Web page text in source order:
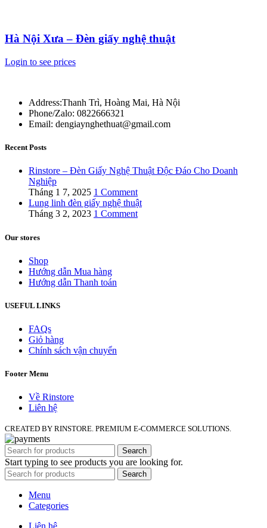
Hà Nội Xưa – Đèn giấy nghệ thuật
Login to see prices
Address:Thanh Trì, Hoàng Mai, Hà Nội
Phone/Zalo: 0822666321
Email: dengiaynghethuat@gmail.com
Recent Posts
Rinstore – Đèn Giấy Nghệ Thuật Độc Đáo Cho Doanh
Nghiệp
Tháng 1 7, 2025 1 Comment
Lung linh đèn giấy nghệ thuật
Tháng 3 2, 2023 1 Comment
Our stores
Shop
Hướng dẫn Mua hàng
Hướng dẫn Thanh toán
USEFUL LINKS
FAQs
Giỏ hàng
Chính sách vận chuyển
Footer Menu
Về Rinstore
Liên hệ
CREATED BY RINSTORE. PREMIUM E-COMMERCE SOLUTIONS.
Search
Start typing to see products you are looking for.
Search
Menu
Categories